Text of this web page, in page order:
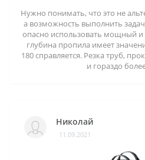
Нужно понимать, что это не
а возможность выполнить
опасно использовать мощный и
глубина пропила имеет
180 справляется. Резка труб,
и гораздо
Николай
11.09.2021